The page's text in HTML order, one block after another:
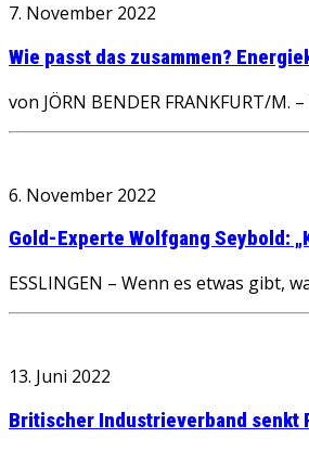
7. November 2022
Wie passt das zusammen?
von JÖRN BENDER FRANKFURT/
6. November 2022
Gold-Experte Wolfgang Seybold:
ESSLINGEN – Wenn es etwas gibt,
13. Juni 2022
Britischer Industrieverband senkt